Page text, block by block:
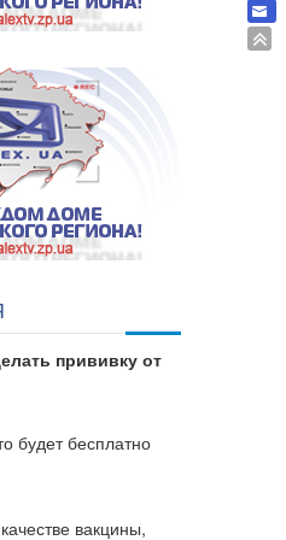
прививку от
будет бесплатно
вакцины,